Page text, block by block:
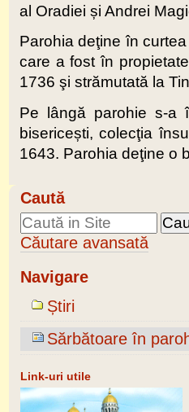
al Oradiei și Andrei
Parohia deţine în
care a fost în
1736 şi strămutată la
Pe lângă parohie s-
bisericești, colecţia
1643. Parohia deţine o
Caută
Căutare avansată
Navigare
Știri
Sărbătoare în
Link-uri utile